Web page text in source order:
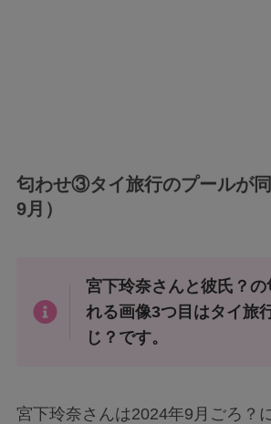
匂わせ③タイ旅行のプールが
9月）
宮下玲奈さんと彼氏？
れる画像3つ目はタイ旅
じ？です。
宮下玲奈さんは2024年9月ごろ？